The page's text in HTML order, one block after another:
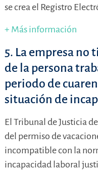
se crea el Registro
+ Más información
5. La empresa no
de la persona
periodo de
situación de
El Tribunal de Justicia
del permiso de
incompatible con la
incapacidad laboral